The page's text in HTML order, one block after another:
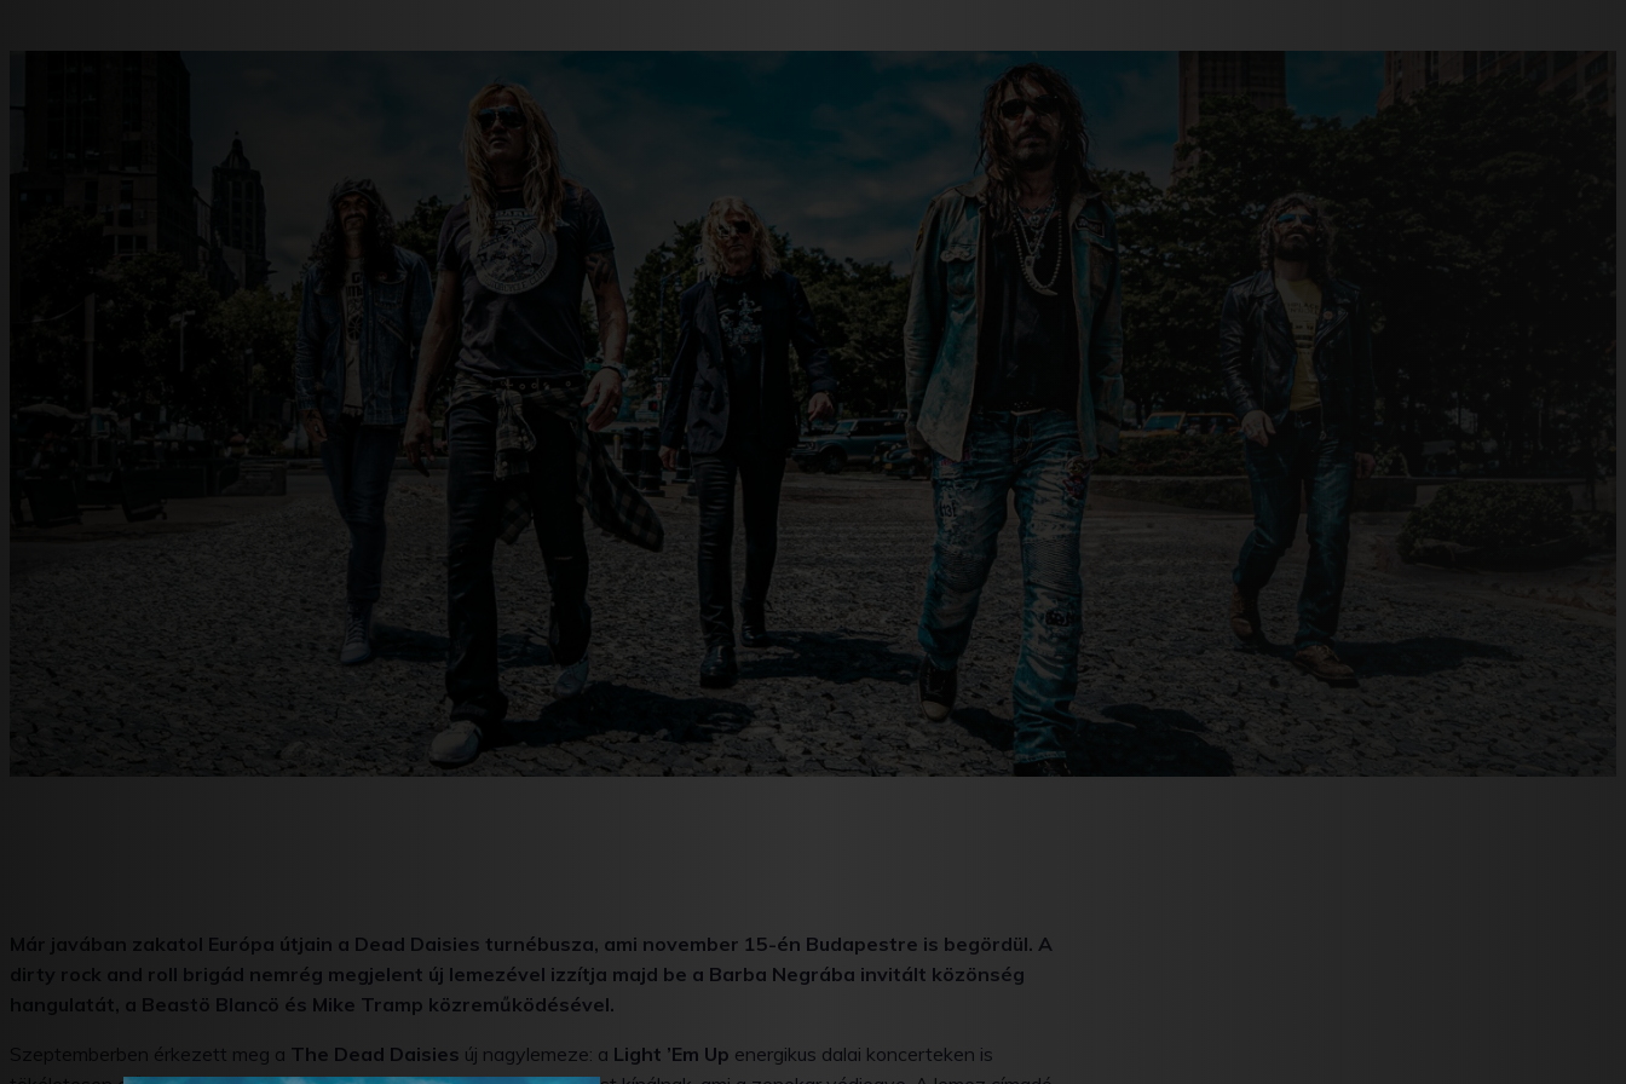
Már javában zakatol Európa útjain a Dead Daisies turnébusza, ami november 15-én Budapestre is begördül. A
dirty rock and roll brigád nemrég megjelent új lemezével izzítja majd be a Barba Negrába invitált közönség
hangulatát, a Beastö Blancö és Mike Tramp közreműködésével.
Szeptemberben érkezett meg a The Dead Daisies új nagylemeze: a Light ’Em Up energikus dalai koncerteken is